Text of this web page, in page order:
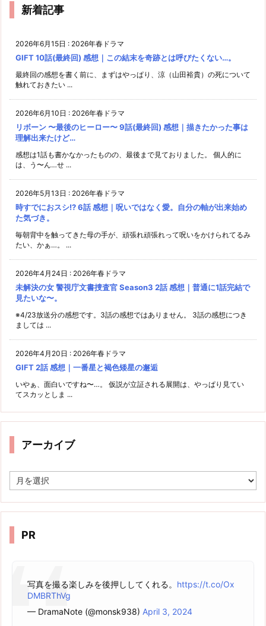
新着記事
2026年6月15日 : 2026年春ドラマ
GIFT 10話(最終回) 感想｜この結末を奇跡とは呼びたくない…。
最終回の感想を書く前に、まずはやっぱり、涼（山田裕貴）の死について
触れておきたい ...
2026年6月10日 : 2026年春ドラマ
リボーン 〜最後のヒーロー〜 9話(最終回) 感想｜描きたかった事は
理解出来たけど…
感想は1話も書かなかったものの、最後まで見ておりました。 個人的に
は、う〜ん…せ ...
2026年5月13日 : 2026年春ドラマ
時すでにおスシ!? 6話 感想｜呪いではなく愛。自分の軸が出来始め
た気づき。
毎朝背中を触ってきた母の手が、頑張れ頑張れって呪いをかけられてるみ
たい、かぁ…。 ...
2026年4月24日 : 2026年春ドラマ
未解決の女 警視庁文書捜査官 Season3 2話 感想｜普通に1話完結で
見たいな〜。
※4/23放送分の感想です。3話の感想ではありません。 3話の感想につき
ましては ...
2026年4月20日 : 2026年春ドラマ
GIFT 2話 感想｜一番星と褐色矮星の邂逅
いやぁ、面白いですね〜…。 仮説が立証される展開は、やっぱり見てい
てスカッとしま ...
アーカイブ
ー
イ
PR
写真を撮る楽しみを後押ししてくれる。 https://t.co/Ox
DMBRThVg
— DramaNote (@monsk938) April 3, 2024